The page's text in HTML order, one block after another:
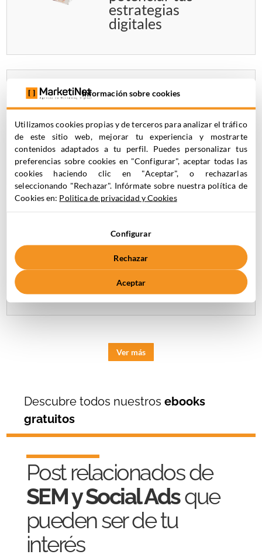
estrategias
digitales
Ebook Plan de
Marketing Digital:
crea una estrategia
ganadora con el
método SOSTAC®
Journey Builder:
cómo construir una
automatización
desde cero en
Marketing Cloud
Ver más
Descubre todos nuestrosebooks
gratuitos
Post relacionados de
SEM y Social Adsque
pueden ser de tu
interés
Información sobre cookies
Utilizamos cookies propias y de terceros para analizar el tráfico
de este sitio web, mejorar tu experiencia y mostrarte
contenidos adaptados a tu perfil. Puedes personalizar tus
preferencias sobre cookies en "Configurar", aceptar todas las
cookies haciendo clic en "Aceptar", o rechazarlas
seleccionando "Rechazar". Infórmate sobre nuestra política de
Cookies en: Politica de privacidad y Cookies
Configurar
Rechazar
Aceptar